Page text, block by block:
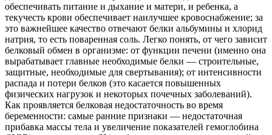
обеспечивать питание и дыхание и матери, и ребенка, а
текучесть крови обеспечивает наилучшее кровоснабжение; за
это важнейшее качество отвечают белки альбумины и хлорид
натрия, то есть поваренная соль. Легко понять, от чего зависит
белковый обмен в организме: от функции печени (именно она
вырабатывает главные необходимые белки — строительные,
защитные, необходимые для свертывания); от интенсивности
распада и потери белков (это касается повышенных
физических нагрузок и некоторых почечных заболеваний).
Как проявляется белковая недостаточность во время
беременности: самые ранние признаки — недостаточная
прибавка массы тела и увеличение показателей гемоглобина